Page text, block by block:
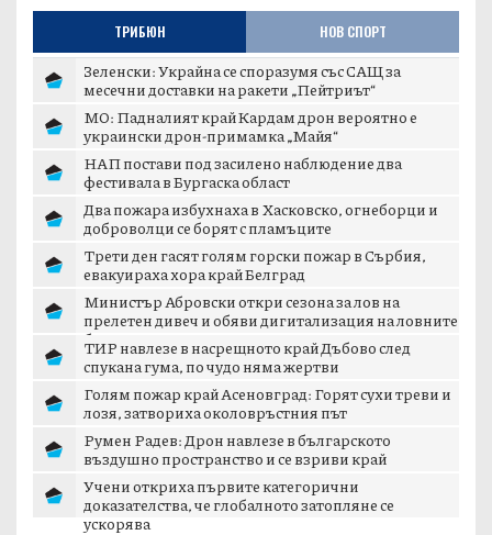
ТРИБЮН НОВ СПОРТ
Зеленски: Украйна се споразумя със САЩ за
месечни доставки на ракети „Пейтриът“
МО: Падналият край Кардам дрон вероятно е
украински дрон-примамка „Майя“
НАП постави под засилено наблюдение два
фестивала в Бургаска област
Два пожара избухнаха в Хасковско, огнеборци и
доброволци се борят с пламъците
Трети ден гасят голям горски пожар в Сърбия,
евакуираха хора край Белград
Министър Абровски откри сезона за лов на
прелетен дивеч и обяви дигитализация на ловните
б...
ТИР навлезе в насрещното край Дъбово след
спукана гума, по чудо няма жертви
Голям пожар край Асеновград: Горят сухи треви и
лозя, затвориха околовръстния път
Румен Радев: Дрон навлезе в българското
въздушно пространство и се взриви край
Учени откриха първите категорични
доказателства, че глобалното затопляне се
ускорява